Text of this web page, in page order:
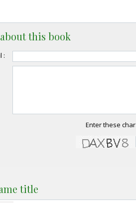
this book
:
Enter these
title